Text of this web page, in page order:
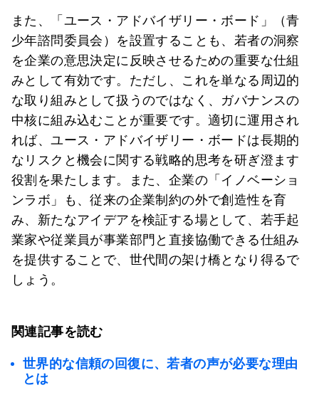
また、「ユース・アドバイザリー・ボード」（青
少年諮問委員会）を設置することも、若者の洞察
を企業の意思決定に反映させるための重要な仕組
みとして有効です。ただし、これを単なる周辺的
な取り組みとして扱うのではなく、ガバナンスの
中核に組み込むことが重要です。適切に運用され
れば、ユース・アドバイザリー・ボードは長期的
なリスクと機会に関する戦略的思考を研ぎ澄ます
役割を果たします。また、企業の「イノベーショ
ンラボ」も、従来の企業制約の外で創造性を育
み、新たなアイデアを検証する場として、若手起
業家や従業員が事業部門と直接協働できる仕組み
を提供することで、世代間の架け橋となり得るで
しょう。
関連記事を読む
世界的な信頼の回復に、若者の声が必要な理由
とは